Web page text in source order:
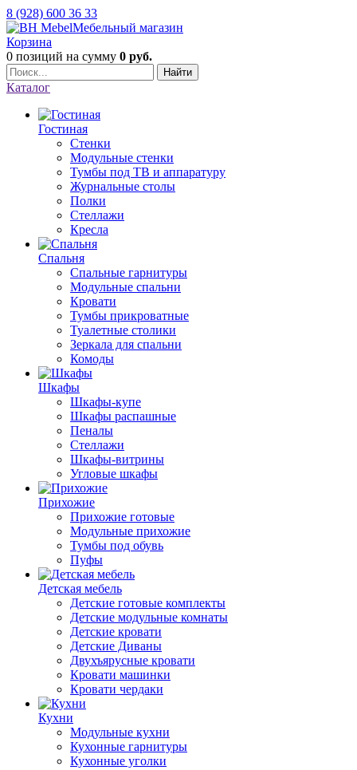
8 (928) 600 36 33
Мебельный магазин
Корзина
0 позиций на сумму 0 руб.
Найти
Каталог
Гостиная
Стенки
Модульные стенки
Тумбы под ТВ и аппаратуру
Журнальные столы
Полки
Стеллажи
Кресла
Спальня
Спальные гарнитуры
Модульные спальни
Кровати
Тумбы прикроватные
Туалетные столики
Зеркала для спальни
Комоды
Шкафы
Шкафы-купе
Шкафы распашные
Пеналы
Стеллажи
Шкафы-витрины
Угловые шкафы
Прихожие
Прихожие готовые
Модульные прихожие
Тумбы под обувь
Пуфы
Детская мебель
Детские готовые комплекты
Детские модульные комнаты
Детские кровати
Детские Диваны
Двухъярусные кровати
Кровати машинки
Кровати чердаки
Кухни
Модульные кухни
Кухонные гарнитуры
Кухонные уголки